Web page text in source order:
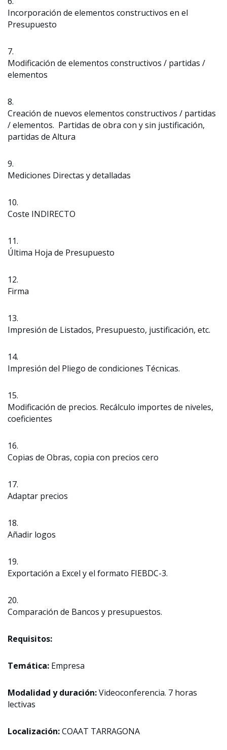
Incorporación de elementos constructivos en el
Presupuesto
7.
Modificación de elementos constructivos / partidas /
elementos
8.
Creación de nuevos elementos constructivos / partidas
/ elementos. Partidas de obra con y sin justificación,
partidas de Altura
9.
Mediciones Directas y detalladas
10.
Coste INDIRECTO
11.
Última Hoja de Presupuesto
12.
Firma
13.
Impresión de Listados, Presupuesto, justificación, etc.
14.
Impresión del Pliego de condiciones Técnicas.
15.
Modificación de precios. Recálculo importes de niveles,
coeficientes
16.
Copias de Obras, copia con precios cero
17.
Adaptar precios
18.
Añadir logos
19.
Exportación a Excel y el formato FIEBDC-3.
20.
Comparación de Bancos y presupuestos.
Requisitos:
Temática: Empresa
Modalidad y duración:Videoconferencia. 7 horas
lectivas
Localización:COAAT TARRAGONA